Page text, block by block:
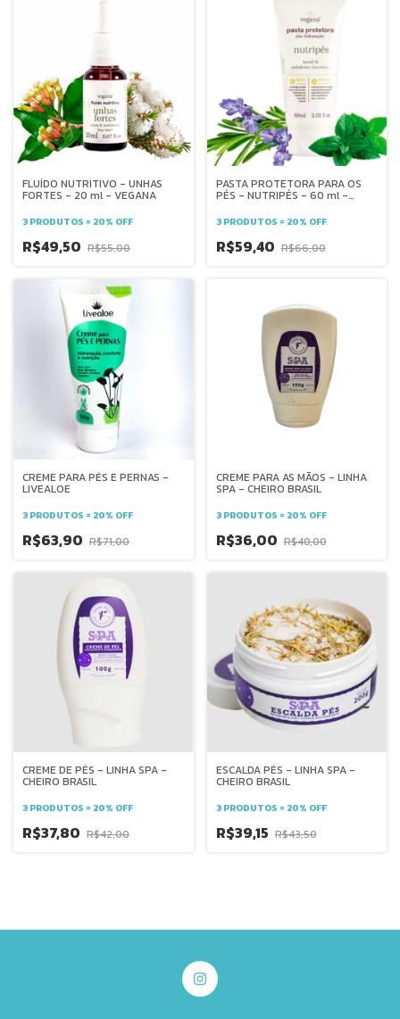
FLUÍDO NUTRITIVO - UNHAS
FORTES - 20 ml - VEGANA
3 PRODUTOS = 20% OFF
R$49,50 R$55,00
PASTA PROTETORA PARA OS
PÉS - NUTRIPÉS - 60 ml -
3 PRODUTOS = 20% OFF
R$59,40 R$66,00
CREME PARA PÉS E PERNAS -
LIVEALOE
3 PRODUTOS = 20% OFF
R$63,90 R$71,00
CREME PARA AS MÃOS - LINHA
SPA - CHEIRO BRASIL
3 PRODUTOS = 20% OFF
R$36,00 R$40,00
CREME DE PÉS - LINHA SPA -
CHEIRO BRASIL
3 PRODUTOS = 20% OFF
R$37,80 R$42,00
ESCALDA PÉS - LINHA SPA -
CHEIRO BRASIL
3 PRODUTOS = 20% OFF
R$39,15 R$43,50